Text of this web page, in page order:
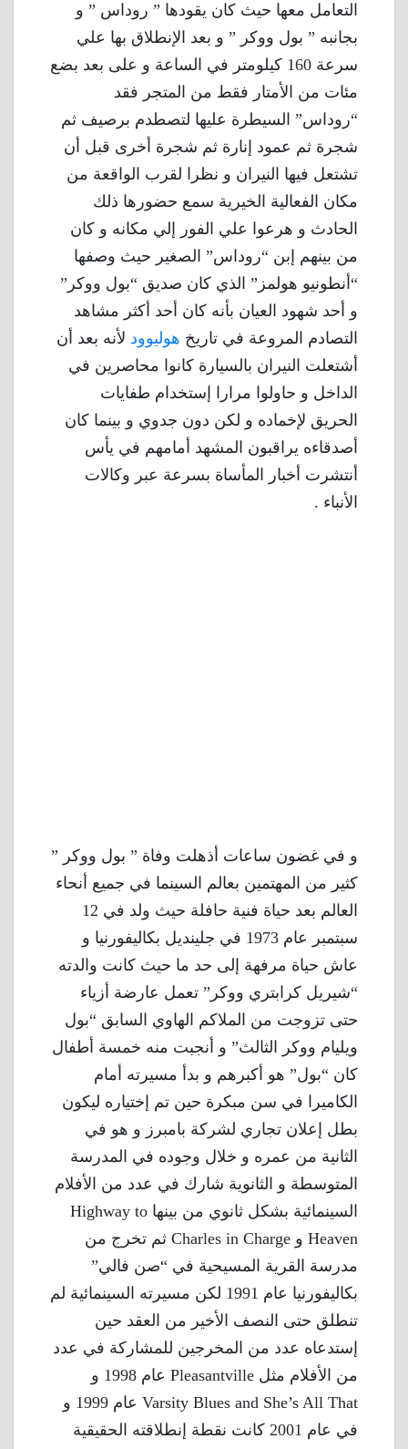
التعامل معها حيث كان يقودها ” روداس ” و
بجانبه ” بول ووكر ” و بعد الإنطلاق بها علي
سرعة 160 كيلومتر في الساعة و على بعد بضع
مئات من الأمتار فقط من المتجر فقد
“روداس” السيطرة عليها لتصطدم برصيف ثم
شجرة ثم عمود إنارة ثم شجرة أخرى قبل أن
تشتعل فيها النيران و نظرا لقرب الواقعة من
مكان الفعالية الخيرية سمع حضورها ذلك
الحادث و هرعوا علي الفور إلي مكانه و كان
من بينهم إبن “روداس” الصغير حيث وصفها
“أنطونيو هولمز” الذي كان صديق “بول ووكر”
و أحد شهود العيان بأنه كان أحد أكثر مشاهد
التصادم المروعة في تاريخ هوليوود لأنه بعد أن
أشتعلت النيران بالسيارة كانوا محاصرين في
الداخل و حاولوا مرارا إستخدام طفايات
الحريق لإخماده و لكن دون جدوي و بينما كان
أصدقاءه يراقبون المشهد أمامهم في يأس
أنتشرت أخبار المأساة بسرعة عبر وكالات
الأنباء .
و في غضون ساعات أذهلت وفاة ” بول ووكر ”
كثير من المهتمين بعالم السينما في جميع أنحاء
العالم بعد حياة فنية حافلة حيث ولد في 12
سبتمبر عام 1973 في جلينديل بكاليفورنيا و
عاش حياة مرفهة إلى حد ما حيث كانت والدته
“شيريل كرابتري ووكر” تعمل عارضة أزياء
حتى تزوجت من الملاكم الهاوي السابق “بول
ويليام ووكر الثالث” و أنجبت منه خمسة أطفال
كان “بول” هو أكبرهم و بدأ مسيرته أمام
الكاميرا في سن مبكرة حين تم إختياره ليكون
بطل إعلان تجاري لشركة بامبرز و هو في
الثانية من عمره و خلال وجوده في المدرسة
المتوسطة و الثانوية شارك في عدد من الأفلام
السينمائية بشكل ثانوي من بينها Highway to
Heaven و Charles in Charge ثم تخرج من
مدرسة القرية المسيحية في “صن فالي”
بكاليفورنيا عام 1991 لكن مسيرته السينمائية لم
تنطلق حتى النصف الأخير من العقد حين
إستدعاه عدد من المخرجين للمشاركة في عدد
من الأفلام مثل Pleasantville عام 1998 و
Varsity Blues and She’s All That عام 1999 و
في عام 2001 كانت نقطة إنطلاقته الحقيقية